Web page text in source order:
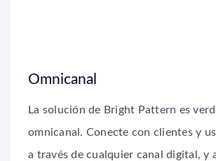
Omnicanal
La solución de Bright Pattern es
omnicanal. Conecte con clientes y
a través de cualquier canal digital, y